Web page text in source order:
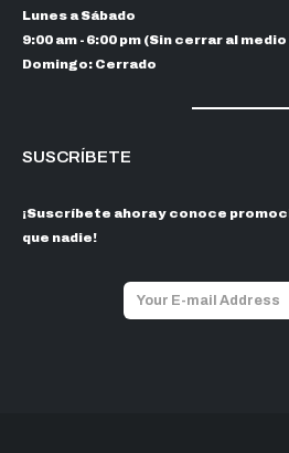
Lunes a Sábado
9:00 am - 6:00 pm (Sin cerrar al medio
Domingo: Cerrado
SUSCRÍBETE
¡Suscríbete ahora y conoce
que nadie!